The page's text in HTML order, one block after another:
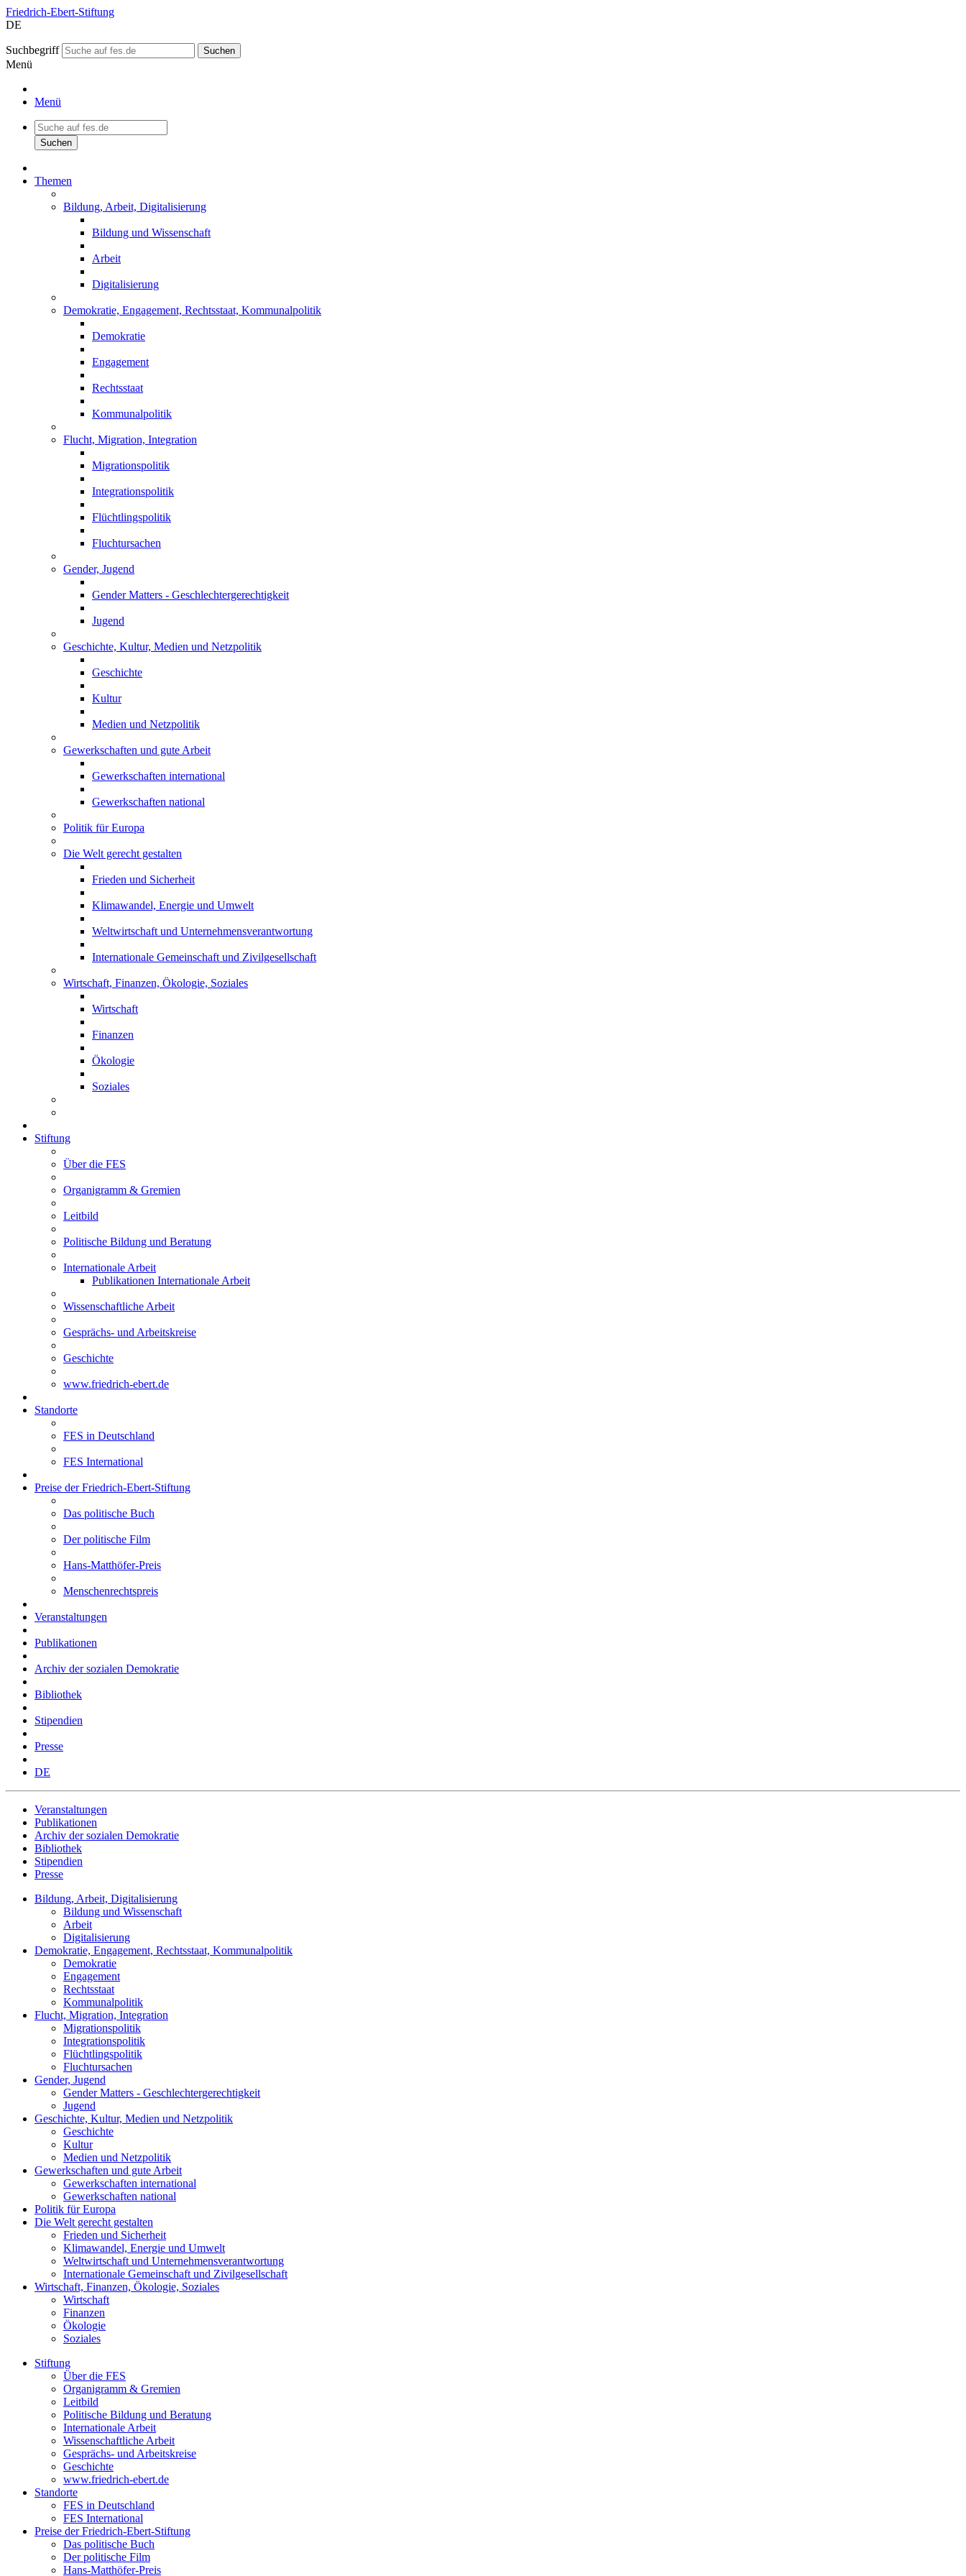
Friedrich-Ebert-Stiftung
DE
Suchbegriff Suchen
Menü
Menü
Themen
Bildung, Arbeit, Digitalisierung
Bildung und Wissenschaft
Arbeit
Digitalisierung
Demokratie, Engagement, Rechtsstaat, Kommunalpolitik
Demokratie
Engagement
Rechtsstaat
Kommunalpolitik
Flucht, Migration, Integration
Migrationspolitik
Integrationspolitik
Flüchtlingspolitik
Fluchtursachen
Gender, Jugend
Gender Matters - Geschlechtergerechtigkeit
Jugend
Geschichte, Kultur, Medien und Netzpolitik
Geschichte
Kultur
Medien und Netzpolitik
Gewerkschaften und gute Arbeit
Gewerkschaften international
Gewerkschaften national
Politik für Europa
Die Welt gerecht gestalten
Frieden und Sicherheit
Klimawandel, Energie und Umwelt
Weltwirtschaft und Unternehmensverantwortung
Internationale Gemeinschaft und Zivilgesellschaft
Wirtschaft, Finanzen, Ökologie, Soziales
Wirtschaft
Finanzen
Ökologie
Soziales
Stiftung
Über die FES
Organigramm & Gremien
Leitbild
Politische Bildung und Beratung
Internationale Arbeit
Publikationen Internationale Arbeit
Wissenschaftliche Arbeit
Gesprächs- und Arbeitskreise
Geschichte
www.friedrich-ebert.de
Standorte
FES in Deutschland
FES International
Preise der Friedrich-Ebert-Stiftung
Das politische Buch
Der politische Film
Hans-Matthöfer-Preis
Menschenrechtspreis
Veranstaltungen
Publikationen
Archiv der sozialen Demokratie
Bibliothek
Stipendien
Presse
DE
Veranstaltungen
Publikationen
Archiv der sozialen Demokratie
Bibliothek
Stipendien
Presse
Bildung, Arbeit, Digitalisierung
Bildung und Wissenschaft
Arbeit
Digitalisierung
Demokratie, Engagement, Rechtsstaat, Kommunalpolitik
Demokratie
Engagement
Rechtsstaat
Kommunalpolitik
Flucht, Migration, Integration
Migrationspolitik
Integrationspolitik
Flüchtlingspolitik
Fluchtursachen
Gender, Jugend
Gender Matters - Geschlechtergerechtigkeit
Jugend
Geschichte, Kultur, Medien und Netzpolitik
Geschichte
Kultur
Medien und Netzpolitik
Gewerkschaften und gute Arbeit
Gewerkschaften international
Gewerkschaften national
Politik für Europa
Die Welt gerecht gestalten
Frieden und Sicherheit
Klimawandel, Energie und Umwelt
Weltwirtschaft und Unternehmensverantwortung
Internationale Gemeinschaft und Zivilgesellschaft
Wirtschaft, Finanzen, Ökologie, Soziales
Wirtschaft
Finanzen
Ökologie
Soziales
Stiftung
Über die FES
Organigramm & Gremien
Leitbild
Politische Bildung und Beratung
Internationale Arbeit
Wissenschaftliche Arbeit
Gesprächs- und Arbeitskreise
Geschichte
www.friedrich-ebert.de
Standorte
FES in Deutschland
FES International
Preise der Friedrich-Ebert-Stiftung
Das politische Buch
Der politische Film
Hans-Matthöfer-Preis